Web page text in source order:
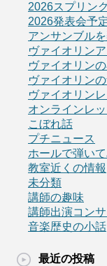
2026スプリン
2026発表会予
アンサンブル
ヴァイオリン
ヴァイオリン
ヴァイオリン
ヴァイオリン
オンラインレ
こぼれ話
プチニュース
ホールで弾い
教室近くの情報
未分類
講師の趣味
講師出演コンサ
音楽歴史の小話
最近の投稿